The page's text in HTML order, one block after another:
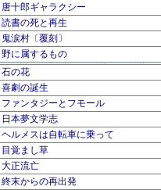
唐十郎ギャラクシー
読書の死と再生
鬼涙村〔覆刻〕
野に属するもの
石の花
喜劇の誕生
ファンタジーとフモール
日本夢文学志
ヘルメスは自転車に乗って
目覚まし草
大正流亡
終末からの再出発